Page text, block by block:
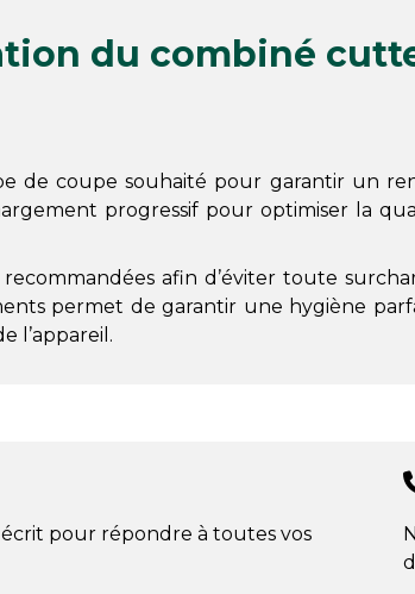
du combiné
de coupe souhaité pour garantir un
progressif pour optimiser la
afin d’éviter toute
permet de garantir une hygiène
l’appareil.
pour répondre à toutes vos